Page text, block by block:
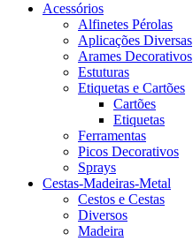
Acessórios
Alfinetes Pérolas
Aplicações Diversas
Arames Decorativos
Estuturas
Etiquetas e Cartões
Cartões
Etiquetas
Ferramentas
Picos Decorativos
Sprays
Cestas-Madeiras-Metal
Cestos e Cestas
Diversos
Madeira